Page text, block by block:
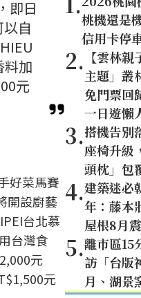
即日
自
料加
元
好菜馬賽
開設廚藝
台北慕
台灣食
元
元
桃機還是
信用卡停
2. 【雲林
主題」叢
免門票回
一日遊懶
3.搭機告別
座椅升級
頭枕」包
4.建築迷必
年：藤本
屋根8月
5.離市區15
訪「台版
月、湖景